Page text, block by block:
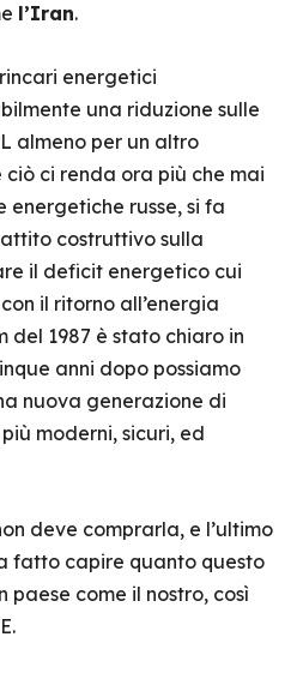
l’Iran.
energetici
una riduzione sulle
almeno per un altro
ci renda ora più che mai
energetiche russe, si fa
costruttivo sulla
il deficit energetico cui
il ritorno all’energia
del 1987 è stato chiaro in
anni dopo possiamo
nuova generazione di
moderni, sicuri, ed
deve comprarla, e l’ultimo
fatto capire quanto questo
paese come il nostro, così